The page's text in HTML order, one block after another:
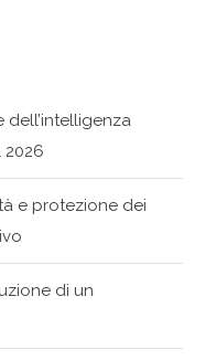
e protezione dei
di un
la rivoluzione